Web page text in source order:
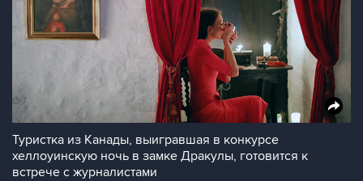
Туристка из Канады, выигравшая в конкурсе
хеллоуинскую ночь в замке Дракулы, готовится к
встрече с журналистами